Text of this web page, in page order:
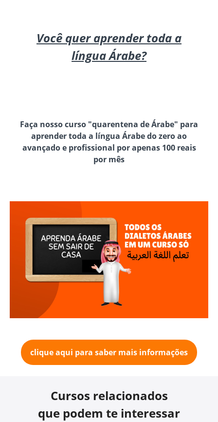
Você quer aprender toda a
língua Árabe?
Faça nosso curso "quarentena de Árabe" para
aprender toda a língua Árabe do zero ao
avançado e profissional por apenas 100 reais
por mês
clique aqui para saber mais informações
Cursos relacionados
que podem te interessar